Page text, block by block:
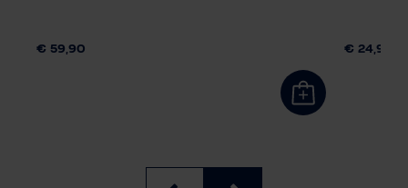
€ 59,90 € 24,90